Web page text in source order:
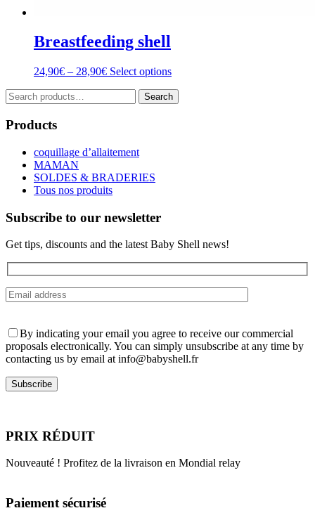
Breastfeeding shell
24,90€ – 28,90€Price
Select optionsThis
has
Search
for:
Search
Products
coquillage d’allaitement
MAMAN
SOLDES & BRADERIES
Tous nos produits
Subscribe to our newsletter
Get tips, discounts and the latest Baby Shell news!
By indicating your email you agree to receive our commercial
proposals electronically. You can simply unsubscribe at any time by
contacting us by email at info@babyshell.fr
PRIX RÉDUIT
Nouveauté ! Profitez de la livraison en Mondial relay
Paiement sécurisé